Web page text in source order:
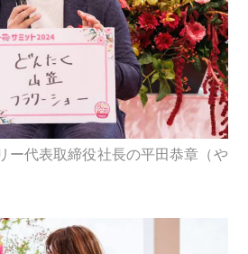
ー代表取締役社長の平田恭章（や